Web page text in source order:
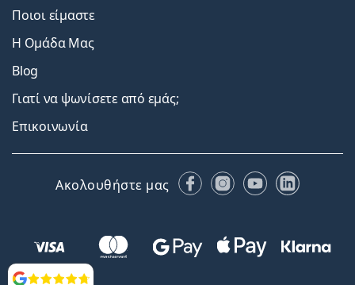
Ποιοι είμαστε
Η Ομάδα Μας
Blog
Γιατί να ψωνίσετε από εμάς;
Επικοινωνία
Ακολουθήστε μας FacebookInstagram
YouTubeLinkedIn